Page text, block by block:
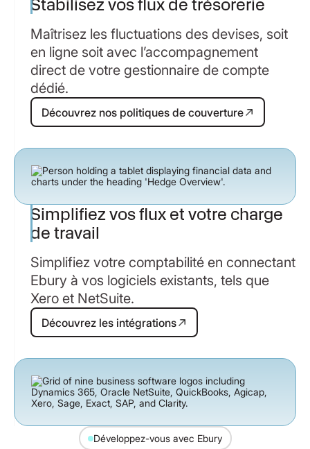
Stabilisez vos flux de trésorerie
Maîtrisez les fluctuations des devises, soit
en ligne soit avec l’accompagnement
direct de votre gestionnaire de compte
dédié.
Découvrez nos politiques de
Découvrez nos politiques de couverture
Simplifiez vos flux et votre charge
de travail
Simplifiez votre comptabilité en connectant
Ebury à vos logiciels existants, tels que
Xero et NetSuite.
Découvrez les intégrations
Découvrez les intégrations
Développez-vous avec Ebury